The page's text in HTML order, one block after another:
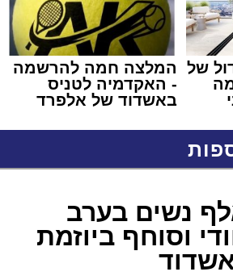
של
המלצה חמה להרשמה
- האקדמיה לטניס
באשדוד של אלפרד
נשים בערב
וסוחף ביוזמת